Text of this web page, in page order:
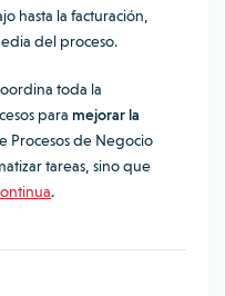
hasta la facturación,
del proceso.
toda la
para mejorar la
Procesos de Negocio
tareas, sino que
.